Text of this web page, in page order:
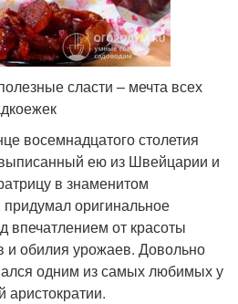
сласти – мечта всех
восемнадцатого столетия
ею из Швейцарии и
в знаменитом
оригинальное
впечатлением от красоты
и обилия урожаев. Довольно
одним из самых любимых у
аристократии.